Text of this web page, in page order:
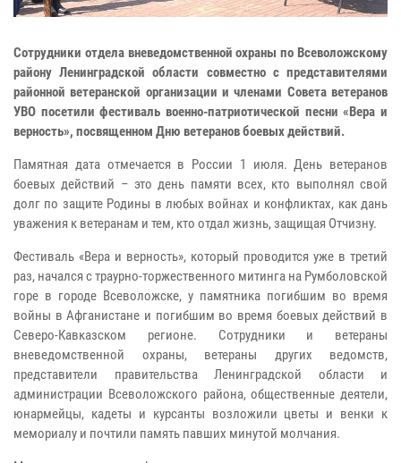
Сотрудники отдела вневедомственной охраны по Всеволожскому
району Ленинградской области совместно с представителями
районной ветеранской организации и членами Совета ветеранов
УВО посетили фестиваль военно-патриотической песни «Вера и
верность», посвященном Дню ветеранов боевых действий.
Памятная дата отмечается в России 1 июля. День ветеранов
боевых действий – это день памяти всех, кто выполнял свой
долг по защите Родины в любых войнах и конфликтах, как дань
уважения к ветеранам и тем, кто отдал жизнь, защищая Отчизну.
Фестиваль «Вера и верность», который проводится уже в третий
раз, начался с траурно-торжественного митинга на Румболовской
горе в городе Всеволожске, у памятника погибшим во время
войны в Афганистане и погибшим во время боевых действий в
Северо-Кавказском регионе. Сотрудники и ветераны
вневедомственной охраны, ветераны других ведомств,
представители правительства Ленинградской области и
администрации Всеволожского района, общественные деятели,
юнармейцы, кадеты и курсанты возложили цветы и венки к
мемориалу и почтили память павших минутой молчания.